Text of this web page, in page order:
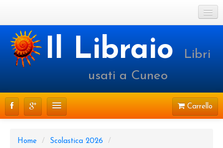
Cookie Policy
Login o registrati
Il LibraioLibri
usati a Cuneo
Carrello
Home / Scolastica 2026
/